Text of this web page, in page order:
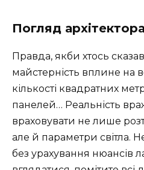
Погляд
Правда, якби хтось
майстерність вплине на
кількості квадратних
панелей… Реальність
враховувати не лише
але й параметри світла.
без урахування нюансів